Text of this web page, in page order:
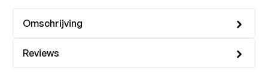
Omschrijving
Reviews